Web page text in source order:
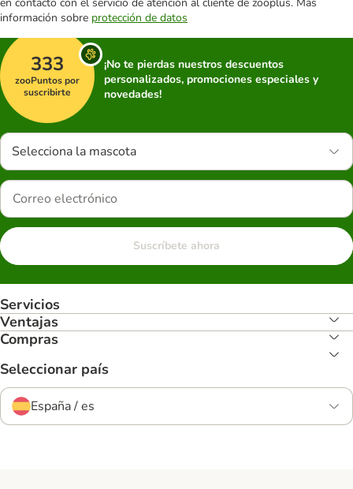
información sobre protección de datos
333
zooPuntos por
suscribirte
¡No te pierdas nuestros descuentos
personalizados, promociones especiales y
novedades!
Selecciona la mascota
Suscríbete ahora
Servicios
Ventajas
Compras
Seleccionar país
España / es